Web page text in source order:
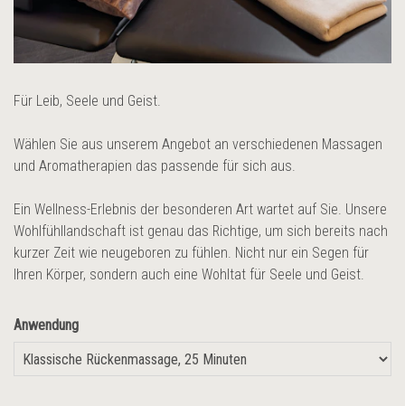
Für Leib, Seele und Geist.
Wählen Sie aus unserem Angebot an verschiedenen Massagen
und Aromatherapien das passende für sich aus.
Ein Wellness-Erlebnis der besonderen Art wartet auf Sie. Unsere
Wohlfühllandschaft ist genau das Richtige, um sich bereits nach
kurzer Zeit wie neugeboren zu fühlen. Nicht nur ein Segen für
Ihren Körper, sondern auch eine Wohltat für Seele und Geist.
Anwendung